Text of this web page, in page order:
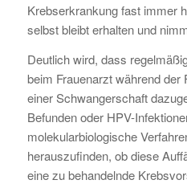
Krebserkrankung fast immer
selbst bleibt erhalten und
Deutlich wird, dass
beim Frauenarzt während der
einer Schwangerschaft
Befunden oder HPV-
molekularbiologische
herauszufinden, ob diese
eine zu behandelnde